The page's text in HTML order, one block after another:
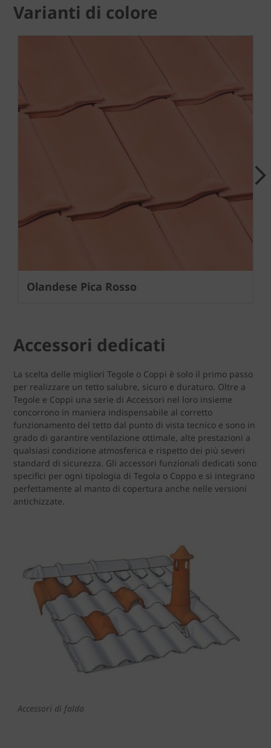
Varianti di colore
Olandese Pica Rosso
Accessori dedicati
La scelta delle migliori Tegole o Coppi è solo il primo passo
per realizzare un tetto salubre, sicuro e duraturo. Oltre a
Tegole e Coppi una serie di Accessori nel loro insieme
concorrono in maniera indispensabile al corretto
funzionamento del tetto dal punto di vista tecnico e sono in
grado di garantire ventilazione ottimale, alte prestazioni a
qualsiasi condizione atmosferica e rispetto dei più severi
standard di sicurezza. Gli accessori funzionali dedicati sono
specifici per ogni tipologia di Tegola o Coppo e si integrano
perfettamente al manto di copertura anche nelle versioni
antichizzate.
Accessori di falda